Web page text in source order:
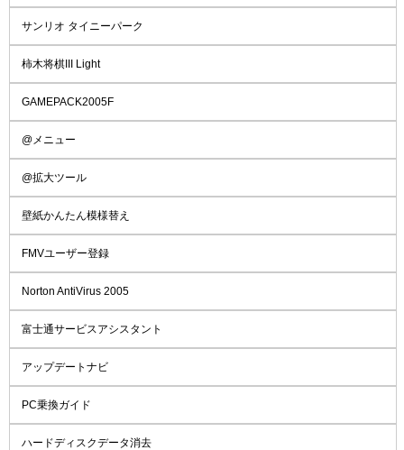
サンリオ タイニーパーク
柿木将棋III Light
GAMEPACK2005F
@メニュー
@拡大ツール
壁紙かんたん模様替え
FMVユーザー登録
Norton AntiVirus 2005
富士通サービスアシスタント
アップデートナビ
PC乗換ガイド
ハードディスクデータ消去